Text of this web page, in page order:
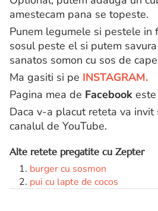
amestecam pana se topeste.
Punem legumele si pestele in
sosul peste el si putem
sanatos somon cu sos de
Ma gasiti si pe INSTAGRAM.
Pagina mea de Facebook este
Daca v-a placut reteta va invit
canalul de YouTube.
Alte retete pregatite cu Zepter
burger cu sosmon
pui cu lapte de cocos